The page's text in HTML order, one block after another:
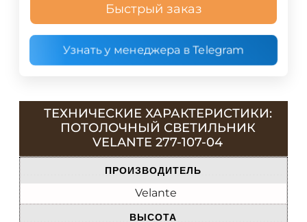
Быстрый заказ
Узнать у менеджера в Telegram
ТЕХНИЧЕСКИЕ ХАРАКТЕРИСТИКИ:
ПОТОЛОЧНЫЙ СВЕТИЛЬНИК
VELANTE 277-107-04
ПРОИЗВОДИТЕЛЬ
Velante
ВЫСОТА